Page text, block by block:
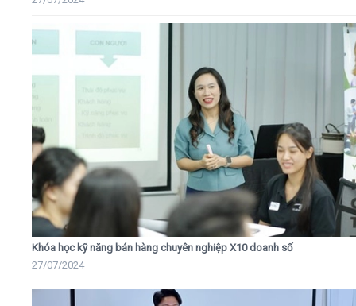
Khóa học kỹ năng bán hàng chuyên nghiệp X10 doanh số
27/07/2024